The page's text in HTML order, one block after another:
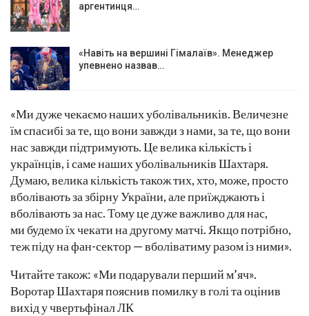
аргентинця…
«Навіть на вершині Гімалаїв». Менеджер
упевнено назвав…
«Ми дуже чекаємо наших уболівальників. Величезне
їм спасибі за те, що вони завжди з нами, за те, що вони
нас завжди підтримують. Це велика кількість і
українців, і саме наших уболівальників Шахтаря.
Думаю, велика кількість також тих, хто, може, просто
вболівають за збірну України, але приїжджають і
вболівають за нас. Тому це дуже важливо для нас,
ми будемо їх чекати на другому матчі. Якщо потрібно,
теж піду на фан-сектор — вболіватиму разом із ними».
Читайте також: «Ми подарували перший м’яч».
Воротар Шахтаря пояснив помилку в голі та оцінив
вихід у чвертьфінал ЛК